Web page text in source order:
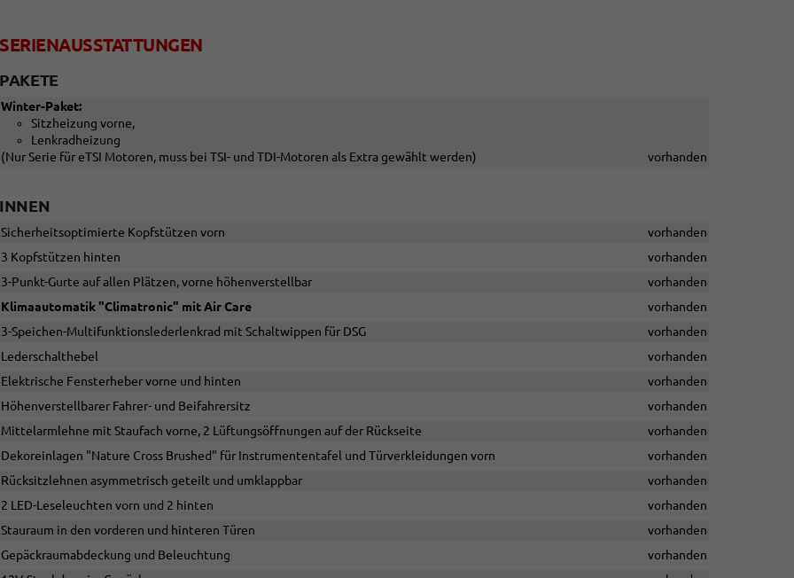
SERIENAUSSTATTUNGEN
PAKETE
Winter-Paket:
Sitzheizung vorne,
Lenkradheizung
(Nur Serie für eTSI Motoren, muss bei TSI- und TDI-Motoren als Extra gewählt werden)
vorhanden
INNEN
Sicherheitsoptimierte Kopfstützen vorn
vorhanden
3 Kopfstützen hinten
vorhanden
3-Punkt-Gurte auf allen Plätzen, vorne höhenverstellbar
vorhanden
Klimaautomatik "Climatronic" mit Air Care
vorhanden
3-Speichen-Multifunktionslederlenkrad mit Schaltwippen für DSG
vorhanden
Lederschalthebel
vorhanden
Elektrische Fensterheber vorne und hinten
vorhanden
Höhenverstellbarer Fahrer- und Beifahrersitz
vorhanden
Mittelarmlehne mit Staufach vorne, 2 Lüftungsöffnungen auf der Rückseite
vorhanden
Dekoreinlagen "Nature Cross Brushed" für Instrumententafel und Türverkleidungen vorn
vorhanden
Rücksitzlehnen asymmetrisch geteilt und umklappbar
vorhanden
2 LED-Leseleuchten vorn und 2 hinten
vorhanden
Stauraum in den vorderen und hinteren Türen
vorhanden
Gepäckraumabdeckung und Beleuchtung
vorhanden